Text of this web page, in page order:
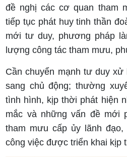
đề nghị các cơ quan tham
tiếp tục phát huy tinh thần
mới tư duy, phương pháp
lượng công tác tham mưu,
Cần chuyển mạnh tư duy
sang chủ động; thường
tình hình, kịp thời phát hiện
mắc và những vấn đề mới
tham mưu cấp ủy lãnh
công việc được triển khai kịp